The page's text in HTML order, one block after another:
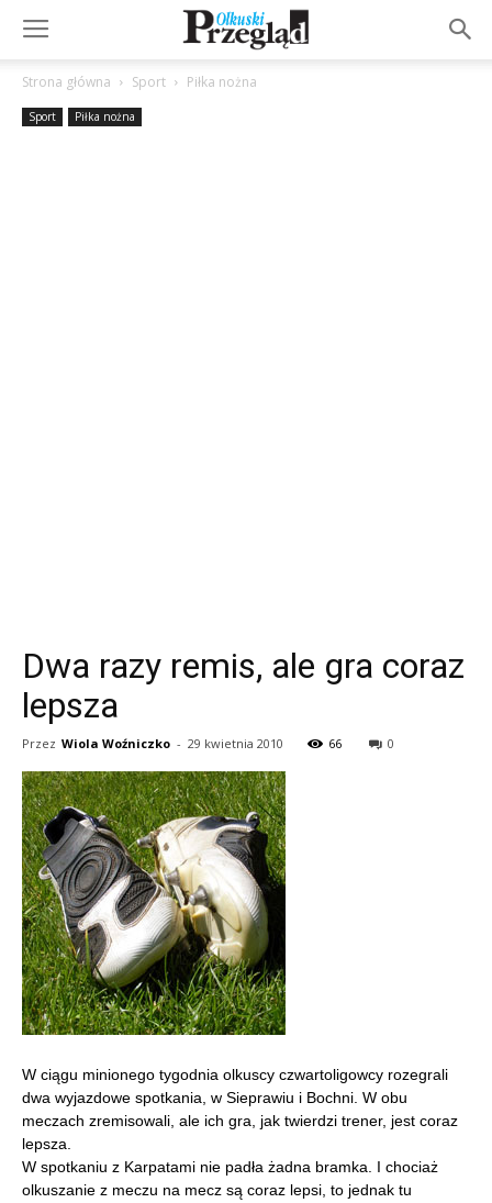
Strona główna Sport Piłka nożna
Sport Piłka nożna
Dwa razy remis, ale gra coraz
lepsza
Przez Wiola Woźniczko - 29 kwietnia 2010 66 0
W ciągu minionego tygodnia olkuscy czwartoligowcy rozegrali
dwa wyjazdowe spotkania, w Sieprawiu i Bochni. W obu
meczach zremisowali, ale ich gra, jak twierdzi trener, jest coraz
lepsza.
W spotkaniu z Karpatami nie padła żadna bramka. I chociaż
olkuszanie z meczu na mecz są coraz lepsi, to jednak tu